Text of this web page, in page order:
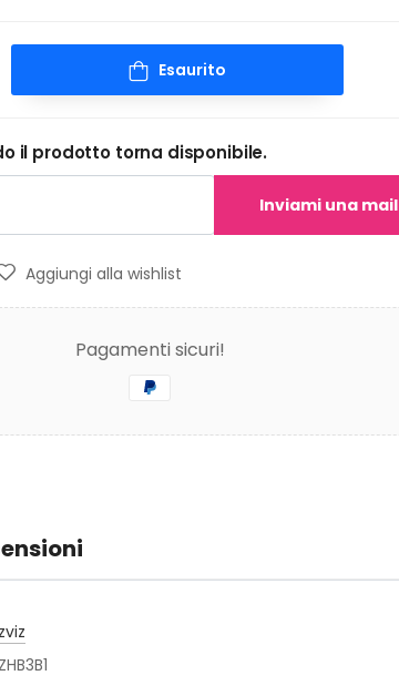
Esaurito
il prodotto torna disponibile.
Inviami una mail
Aggiungi alla wishlist
Pagamenti sicuri!